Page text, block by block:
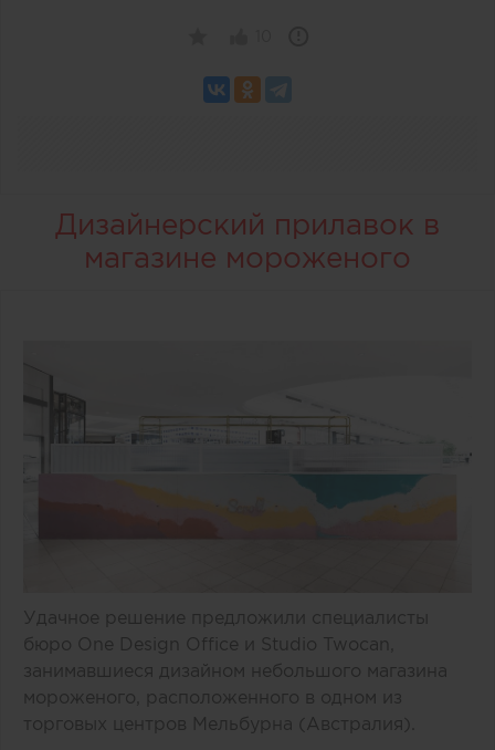
Дизайнерский прилавок в
магазине мороженого
Удачное решение предложили специалисты
бюро One Design Office и Studio Twocan,
занимавшиеся дизайном небольшого магазина
мороженого, расположенного в одном из
торговых центров Мельбурна (Австралия).